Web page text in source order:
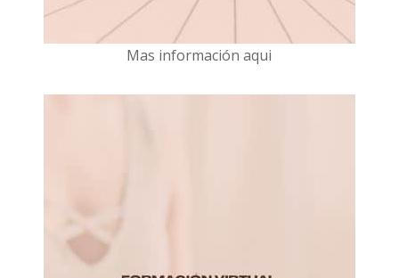
Mas información aqui